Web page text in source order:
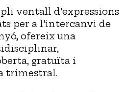
ventall d'expressions
per a l'intercanvi de
ofereix una
gratuïta i
trimestral.